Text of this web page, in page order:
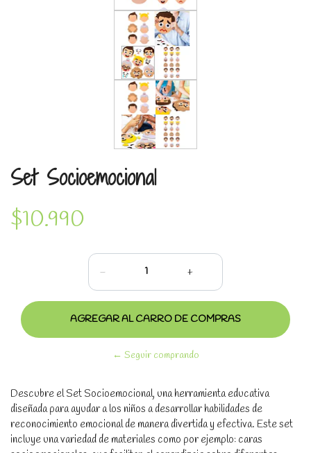
Set Socioemocional
$10.990
- +
← Seguir comprando
Descubre el Set Socioemocional, una herramienta educativa
diseñada para ayudar a los niños a desarrollar habilidades de
reconocimiento emocional de manera divertida y efectiva. Este set
incluye una variedad de materiales como por ejemplo: caras